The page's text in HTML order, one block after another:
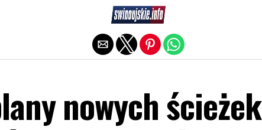
nowych ścieżek
Exit mobile version